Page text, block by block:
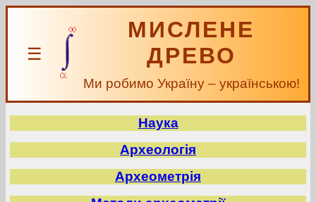
☰
МИСЛЕНЕ
ДРЕВО
Ми робимо Україну – українською!
Наука
Археологія
Археометрія